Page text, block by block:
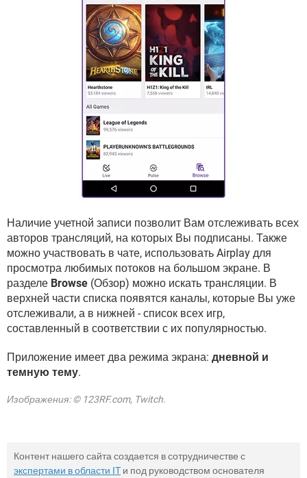
Наличие учетной записи позволит Вам отслеживать всех
авторов трансляций, на которых Вы подписаны. Также
можно участвовать в чате, использовать Airplay для
просмотра любимых потоков на большом экране. В
разделе Browse (Обзор) можно искать трансляции. В
верхней части списка появятся каналы, которые Вы уже
отслеживали, а в нижней - список всех игр,
составленный в соответствии с их популярностью.
Приложение имеет два режима экрана: дневной и
темную тему.
Изображения: © 123RF.com, Twitch.
Контент нашего сайта создается в сотрудничестве с
экспертами в области IT и под руководством основателя